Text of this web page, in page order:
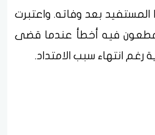
بعد وفاته. واعتبرت
فيه أخطأ عندما قضى
رغم انتهاء سبب الامتداد.